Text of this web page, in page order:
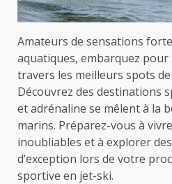
Amateurs de sensations
aquatiques, embarquez
travers les meilleurs spots
Découvrez des destinations
et adrénaline se mêlent à la
marins. Préparez-vous à
inoubliables et à explorer
d’exception lors de votre
sportive en jet-ski.